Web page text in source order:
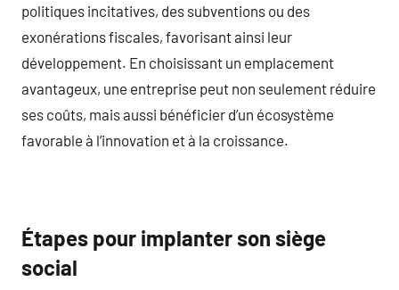
politiques incitatives, des subventions ou des
exonérations fiscales, favorisant ainsi leur
développement. En choisissant un emplacement
avantageux, une entreprise peut non seulement réduire
ses coûts, mais aussi bénéficier d’un écosystème
favorable à l’innovation et à la croissance.
Étapes pour implanter son siège
social